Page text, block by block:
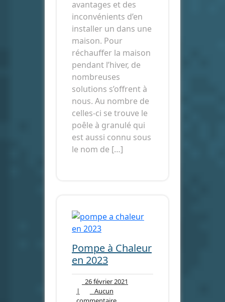
avantages et des
inconvénients d’en
installer un dans une
maison. Pour
réchauffer la maison
pendant l’hiver, de
nombreuses
solutions s’offrent à
nous. Au nombre de
celles-ci se trouve le
poêle à granulé qui
est aussi connu sous
le nom de […]
Pompe à Chaleur
en 2023
26 février 2021
|
Aucun
Aucun